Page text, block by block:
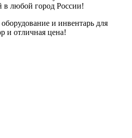
в любой город России!
оборудование и инвентарь для
и отличная цена!